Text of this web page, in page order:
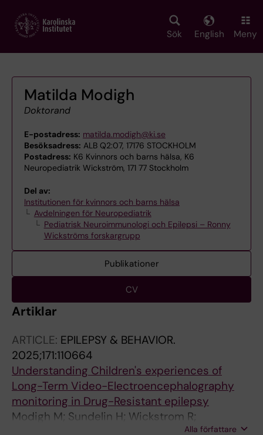
main
Sök English Meny
Matilda Modigh
Doktorand
E-postadress: matilda.modigh@ki.se
Besöksadress: ALB Q2:07, 17176 STOCKHOLM
Postadress: K6 Kvinnors och barns hälsa, K6
Neuropediatrik Wickström, 171 77 Stockholm
Del av:
Institutionen för kvinnors och barns hälsa
Avdelningen för Neuropediatrik
Pediatrisk Neuroimmunologi och Epilepsi – Ronny
Wickströms forskargrupp
Publikationer
CV
Artiklar
ARTICLE: EPILEPSY & BEHAVIOR.
2025;171:110664
Understanding Children's experiences of
Long-Term Video-Electroencephalography
monitoring in Drug-Resistant epilepsy
Modigh M; Sundelin H; Wickstrom R;
Alla författare